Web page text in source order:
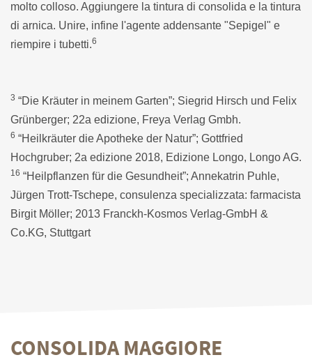
molto colloso. Aggiungere la tintura di consolida e la tintura
di arnica. Unire, infine l'agente addensante "Sepigel" e
riempire i tubetti.6
3 “Die Kräuter in meinem Garten”; Siegrid Hirsch und Felix
Grünberger; 22a edizione, Freya Verlag Gmbh.
6 “Heilkräuter die Apotheke der Natur”; Gottfried
Hochgruber; 2a edizione 2018, Edizione Longo, Longo AG.
16 “Heilpflanzen für die Gesundheit”; Annekatrin Puhle,
Jürgen Trott-Tschepe, consulenza specializzata: farmacista
Birgit Möller; 2013 Franckh-Kosmos Verlag-GmbH &
Co.KG, Stuttgart
CONSOLIDA MAGGIORE